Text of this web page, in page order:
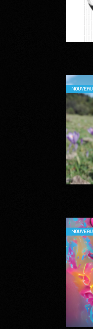
NOUVEAU
NOUVEAU